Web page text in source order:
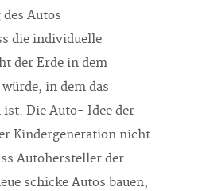
Autos
die individuelle
der Erde in dem
in dem das
ist. Die Auto- Idee der
Kindergeneration nicht
Autohersteller der
schicke Autos bauen,